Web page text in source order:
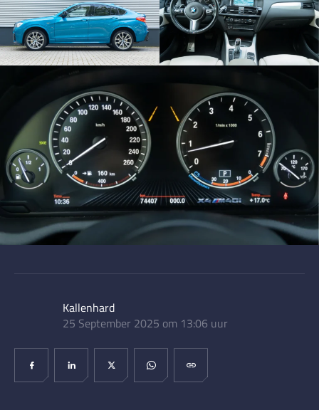
Kallenhard
25 September 2025 om 13:06 uur